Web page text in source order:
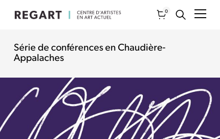
0
Série de conférences en Chaudière-
Appalaches